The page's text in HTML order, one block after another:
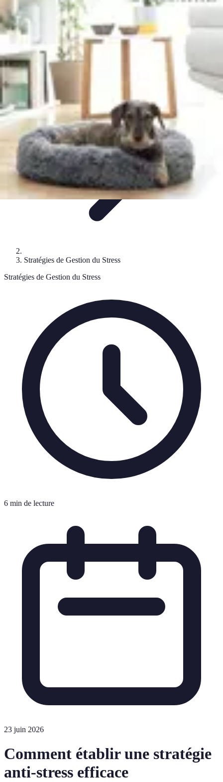
Stress Maîtrise
Sport et Bien-être
Techniques de gestion du stress
OutilsGestion du StressTechniques de Gestion
Stress Maîtrise
Stratégies de Gestion du Stress
Stratégies de Gestion du Stress
6 min de lecture
23 juin 2026
Comment établir une stratégie
anti-stress efficace